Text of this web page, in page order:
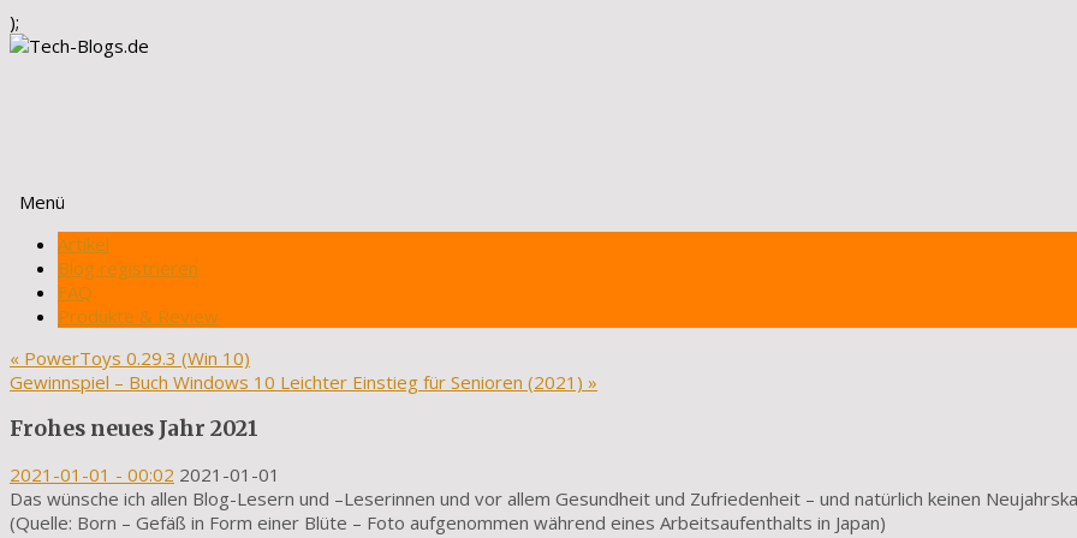
);
Menü
Zum
Inhalt
springen
Artikel
Blog registrieren
FAQ
Produkte & Review
« PowerToys 0.29.3 (Win 10)
Gewinnspiel – Buch Windows 10 Leichter Einstieg für Senioren (2021) »
Frohes neues Jahr 2021
2021-01-01 - 00:02 2021-01-01
Das wünsche ich allen Blog-Lesern und –Leserinnen und vor allem Gesundheit und Zufriedenheit – und natürlich keinen
(Quelle: Born – Gefäß in Form einer Blüte – Foto aufgenommen während eines Arbeitsaufenthalts in Japan)